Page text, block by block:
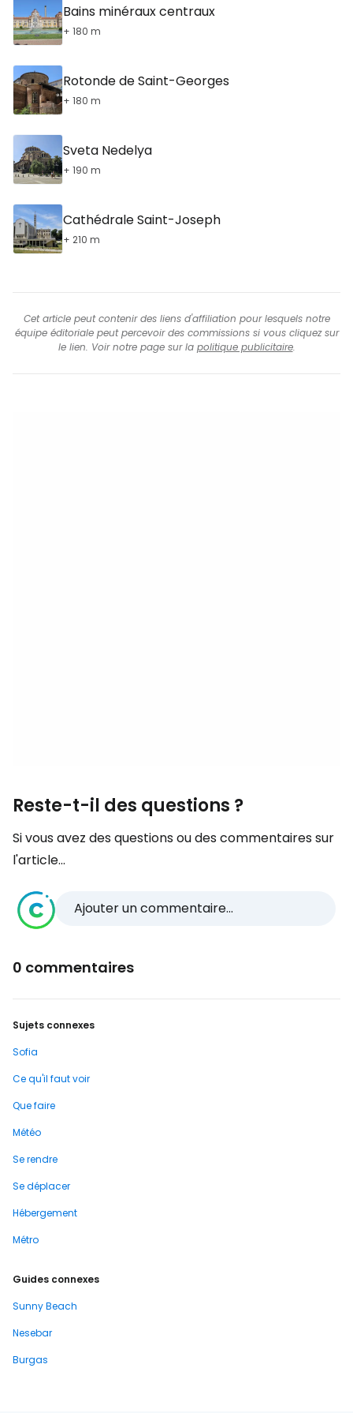
Bains minéraux centraux
+ 180 m
Rotonde de Saint-Georges
+ 180 m
Sveta Nedelya
+ 190 m
Cathédrale Saint-Joseph
+ 210 m
Cet article peut contenir des liens d'affiliation pour lesquels notre
équipe éditoriale peut percevoir des commissions si vous cliquez sur
le lien. Voir notre page sur la politique publicitaire.
Reste-t-il des questions ?
Si vous avez des questions ou des commentaires sur
l'article...
Ajouter un commentaire...
0 commentaires
Sujets connexes
Sofia
Ce qu'il faut voir
Que faire
Météo
Se rendre
Se déplacer
Hébergement
Métro
Guides connexes
Sunny Beach
Nesebar
Burgas